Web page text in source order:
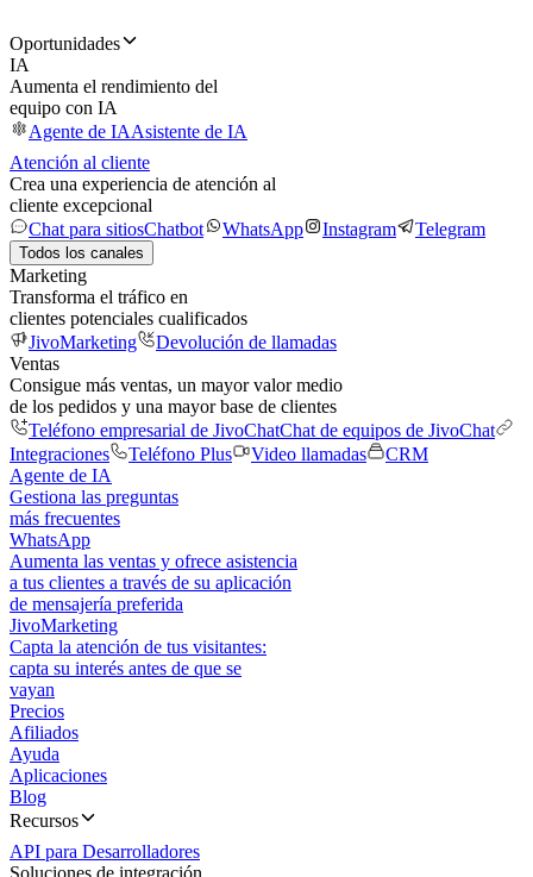
Oportunidades
IA
Aumenta el rendimiento del
equipo con IA
Agente de IAAsistente de IA
Atención al cliente
Crea una experiencia de atención al
cliente excepcional
Chat para sitiosChatbot WhatsApp Instagram Telegram
Todos los canales
Marketing
Transforma el tráfico en
clientes potenciales cualificados
JivoMarketing
Devolución de llamadas
Ventas
Consigue más ventas, un mayor valor medio
de los pedidos y una mayor base de clientes
Teléfono empresarial de JivoChatChat de equipos de JivoChat
Integraciones
Teléfono Plus Video llamadas
CRM
Agente de IA
Gestiona las preguntas
más frecuentes
WhatsApp
Aumenta las ventas y ofrece asistencia
a tus clientes a través de su aplicación
de mensajería preferida
JivoMarketing
Capta la atención de tus visitantes:
capta su interés antes de que se
vayan
Precios
Afiliados
Ayuda
Aplicaciones
Blog
Recursos
API para Desarrolladores
Soluciones de integración